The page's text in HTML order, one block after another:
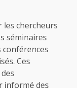
chercheurs
séminaires
Ces
informé des